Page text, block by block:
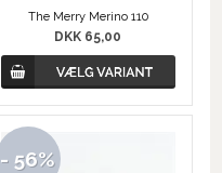
The Merry Merino 110
DKK 65,00
- 56%